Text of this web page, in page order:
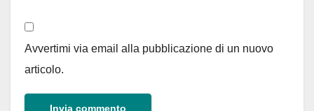
Avvertimi via email alla pubblicazione di un nuovo
articolo.